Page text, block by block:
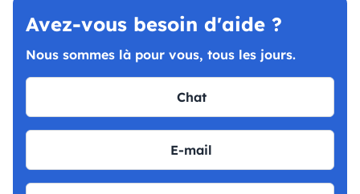
Avez-vous besoin d'aide ?
Nous sommes là pour vous, tous les jours.
Chat
E-mail